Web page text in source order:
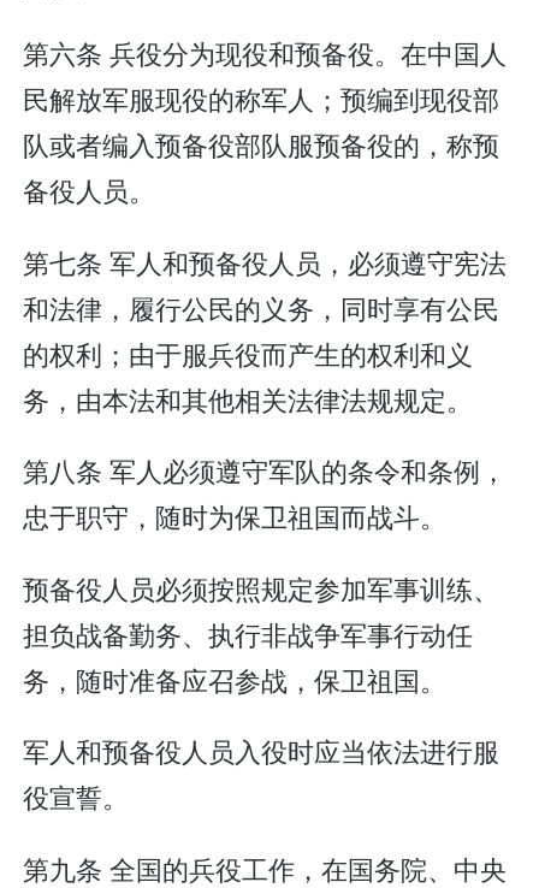
第六条 兵役分为现役和预备役。在中国人
民解放军服现役的称军人；预编到现役部
队或者编入预备役部队服预备役的，称预
备役人员。
第七条 军人和预备役人员，必须遵守宪法
和法律，履行公民的义务，同时享有公民
的权利；由于服兵役而产生的权利和义
务，由本法和其他相关法律法规规定。
第八条 军人必须遵守军队的条令和条例，
忠于职守，随时为保卫祖国而战斗。
预备役人员必须按照规定参加军事训练、
担负战备勤务、执行非战争军事行动任
务，随时准备应召参战，保卫祖国。
军人和预备役人员入役时应当依法进行服
役宣誓。
第九条 全国的兵役工作，在国务院、中央